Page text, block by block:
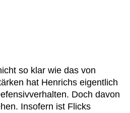
so klar wie das von
hat Henrichs eigentlich
Doch davon
Insofern ist Flicks